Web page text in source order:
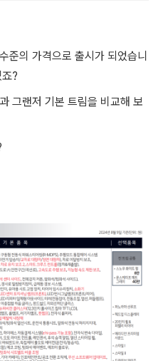
준의 가격으로 출시가 되었습니
?
그랜저 기본 트림을 비교해 보